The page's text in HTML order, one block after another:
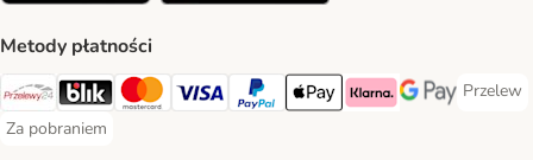
Metody płatności
Przelewy24 Payment Method
Blik Payment Method
MasterCard Payment Method
Visa Payment Method
PayPal Payment Method
Apple Pay Payment Method
Klarna Payment Method
Google Pay
Przelew
Przelew
Za pobraniem
Za pobraniem Payment Method